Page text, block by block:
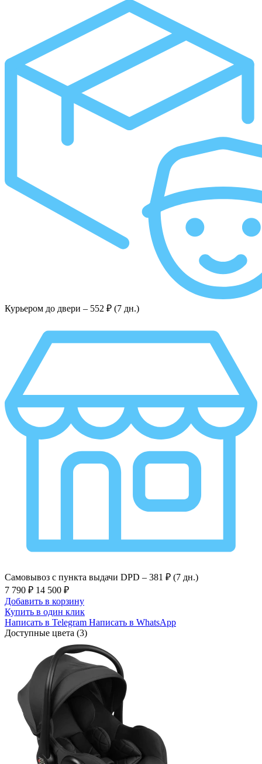
Курьером до двери – 552 ₽ (7 дн.)
Самовывоз с пункта выдачи DPD – 381 ₽ (7 дн.)
7 790 ₽ 14 500 ₽
Добавить в корзину
Купить в один клик
Написать в Telegram Написать в WhatsApp
Доступные цвета (3)